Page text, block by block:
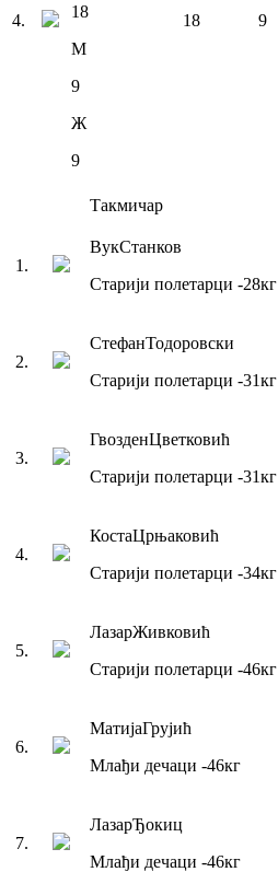
4.
18
М
9
Ж
9
18 9
Такмичар
1 .
ВукСтанков
Старији полетарци -28кг
2.
СтефанТодоровски
Старији полетарци -31кг
3.
ГвозденЦветковић
Старији полетарци -31кг
4.
КостаЦрњаковић
Старији полетарци -34кг
5.
ЛазарЖивковић
Старији полетарци -46кг
6.
МатијаГрујић
Млађи дечаци -46кг
7.
ЛазарЂокиц
Млађи дечаци -46кг